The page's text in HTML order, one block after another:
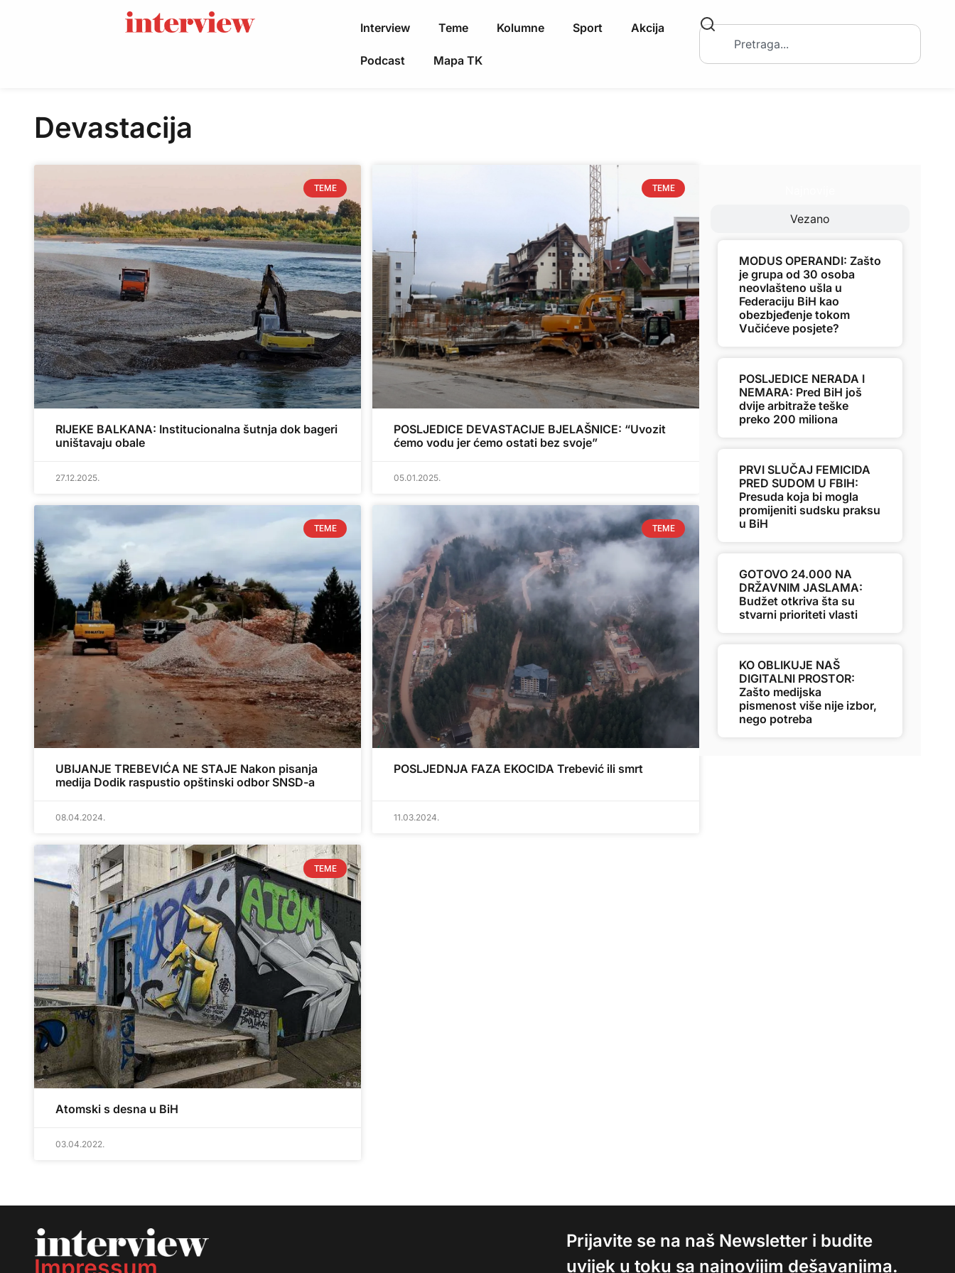
Interview Teme Kolumne Sport Akcija
Podcast Mapa TK
Devastacija
TEME
RIJEKE BALKANA: Institucionalna šutnja dok bageri
uništavaju obale
27.12.2025.
TEME
POSLJEDICE DEVASTACIJE BJELAŠNICE: “Uvozit
ćemo vodu jer ćemo ostati bez svoje”
05.01.2025.
TEME
UBIJANJE TREBEVIĆA NE STAJE Nakon pisanja
medija Dodik raspustio opštinski odbor SNSD-a
08.04.2024.
TEME
POSLJEDNJA FAZA EKOCIDA Trebević ili smrt
11.03.2024.
TEME
Atomski s desna u BiH
03.04.2022.
Vezano
MODUS OPERANDI: Zašto
je grupa od 30 osoba
neovlašteno ušla u
Federaciju BiH kao
obezbjeđenje tokom
Vučićeve posjete?
POSLJEDICE NERADA I
NEMARA: Pred BiH još
dvije arbitraže teške
preko 200 miliona
PRVI SLUČAJ FEMICIDA
PRED SUDOM U FBIH:
Presuda koja bi mogla
promijeniti sudsku praksu
u BiH
GOTOVO 24.000 NA
DRŽAVNIM JASLAMA:
Budžet otkriva šta su
stvarni prioriteti vlasti
KO OBLIKUJE NAŠ
DIGITALNI PROSTOR:
Zašto medijska
pismenost više nije izbor,
nego potreba
Prijavite se na naš Newsletter i budite
uvijek u toku sa najnovijim dešavanjima.